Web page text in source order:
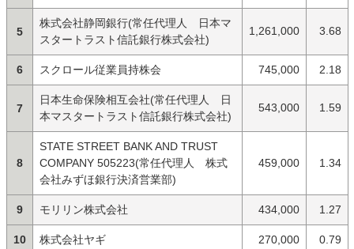
5
株式会社静岡銀行(常任代理人 日本マ
スタートラスト信託銀行株式会社)
1,261,000 3.68
6 スクロール従業員持株会 745,000 2.18
7
日本生命保険相互会社(常任代理人 日
本マスタートラスト信託銀行株式会社)
543,000 1.59
8
STATE STREET BANK AND TRUST
COMPANY 505223(常任代理人 株式
会社みずほ銀行決済営業部)
459,000 1.34
9 モリリン株式会社 434,000 1.27
10 株式会社ヤギ 270,000 0.79